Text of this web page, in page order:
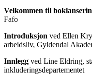
Velkommen til
Fafo
Introduksjon ved Ellen
arbeidsliv, Gyldendal
Innlegg ved Line Eldring,
inkluderingsdepartementet